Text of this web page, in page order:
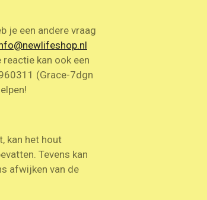
je een andere vraag
newlifeshop.nl
kan ook een
(Grace-7dgn
kan het hout
Tevens kan
afwijken van de